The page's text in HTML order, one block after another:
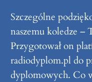
Szczególne
naszemu koledze –
Przygotował on
radiodyplom.pl do
dyplomowych. Co